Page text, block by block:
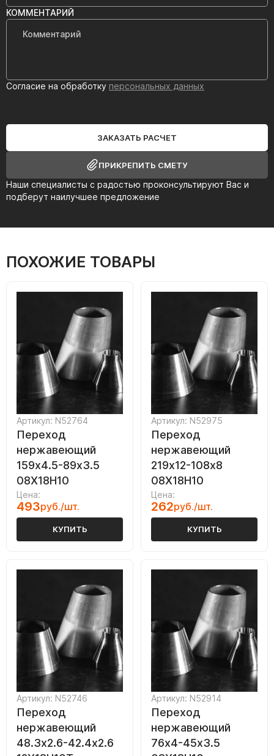
Наши специалисты с радостью проконсультируют Вас и
подберут наилучшее предложение
КОММЕНТАРИЙ
Согласие на обработку персональных данных
ЗАКАЗАТЬ РАСЧЕТ
ПРИКРЕПИТЬ СМЕТУ
ПОХОЖИЕ ТОВАРЫ
Артикул: N52764
Переход
нержавеющий
159х4.5-89х3.5
08Х18Н10
Цена:
493руб./шт.
КУПИТЬ
Артикул: N52975
Переход
нержавеющий
219х12-108х8
08Х18Н10
Цена:
262руб./шт.
КУПИТЬ
Артикул: N52746
Переход
нержавеющий
48.3х2.6-42.4х2.6
Артикул: N52914
Переход
нержавеющий
76х4-45х3.5